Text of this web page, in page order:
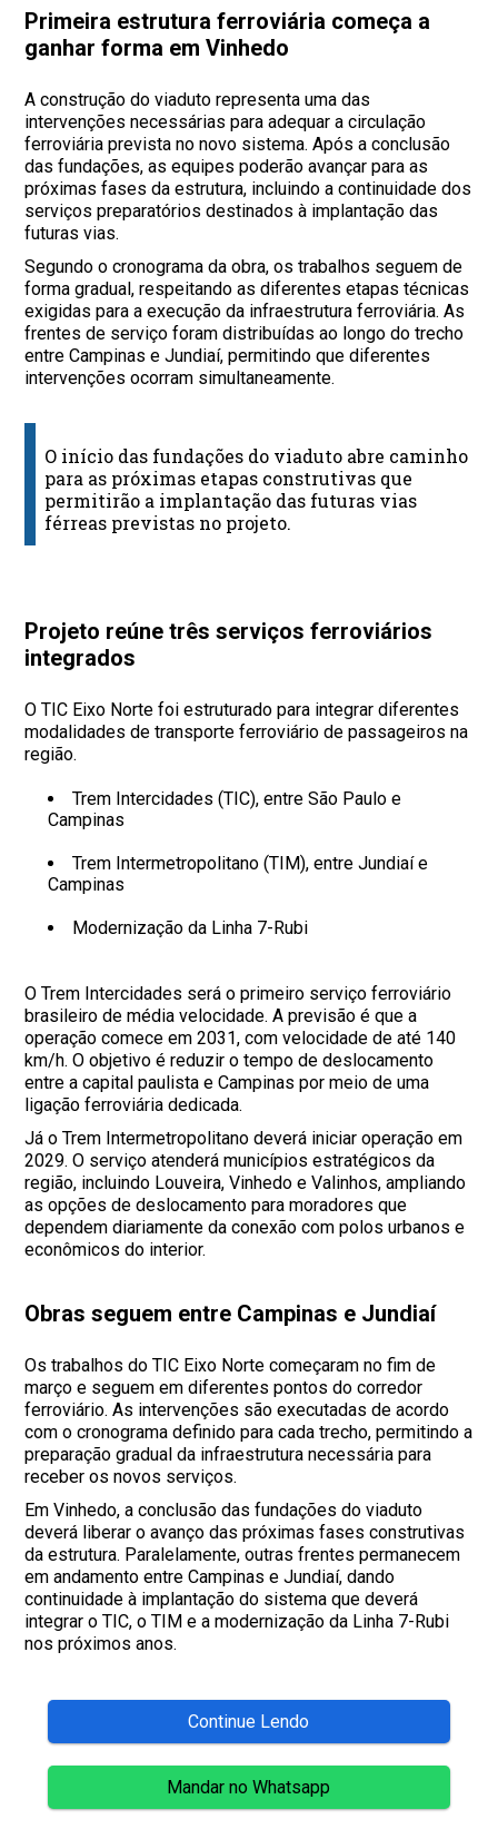
Primeira estrutura ferroviária começa a
ganhar forma em Vinhedo
A construção do viaduto representa uma das
intervenções necessárias para adequar a circulação
ferroviária prevista no novo sistema. Após a conclusão
das fundações, as equipes poderão avançar para as
próximas fases da estrutura, incluindo a continuidade dos
serviços preparatórios destinados à implantação das
futuras vias.
Segundo o cronograma da obra, os trabalhos seguem de
forma gradual, respeitando as diferentes etapas técnicas
exigidas para a execução da infraestrutura ferroviária. As
frentes de serviço foram distribuídas ao longo do trecho
entre Campinas e Jundiaí, permitindo que diferentes
intervenções ocorram simultaneamente.
O início das fundações do viaduto abre caminho
para as próximas etapas construtivas que
permitirão a implantação das futuras vias
férreas previstas no projeto.
Projeto reúne três serviços ferroviários
integrados
O TIC Eixo Norte foi estruturado para integrar diferentes
modalidades de transporte ferroviário de passageiros na
região.
Trem Intercidades (TIC), entre São Paulo e
Campinas
Trem Intermetropolitano (TIM), entre Jundiaí e
Campinas
Modernização da Linha 7-Rubi
O Trem Intercidades será o primeiro serviço ferroviário
brasileiro de média velocidade. A previsão é que a
operação comece em 2031, com velocidade de até 140
km/h. O objetivo é reduzir o tempo de deslocamento
entre a capital paulista e Campinas por meio de uma
ligação ferroviária dedicada.
Já o Trem Intermetropolitano deverá iniciar operação em
2029. O serviço atenderá municípios estratégicos da
região, incluindo Louveira, Vinhedo e Valinhos, ampliando
as opções de deslocamento para moradores que
dependem diariamente da conexão com polos urbanos e
econômicos do interior.
Obras seguem entre Campinas e Jundiaí
Os trabalhos do TIC Eixo Norte começaram no fim de
março e seguem em diferentes pontos do corredor
ferroviário. As intervenções são executadas de acordo
com o cronograma definido para cada trecho, permitindo a
preparação gradual da infraestrutura necessária para
receber os novos serviços.
Em Vinhedo, a conclusão das fundações do viaduto
deverá liberar o avanço das próximas fases construtivas
da estrutura. Paralelamente, outras frentes permanecem
em andamento entre Campinas e Jundiaí, dando
continuidade à implantação do sistema que deverá
integrar o TIC, o TIM e a modernização da Linha 7-Rubi
nos próximos anos.
Continue Lendo
Mandar no Whatsapp